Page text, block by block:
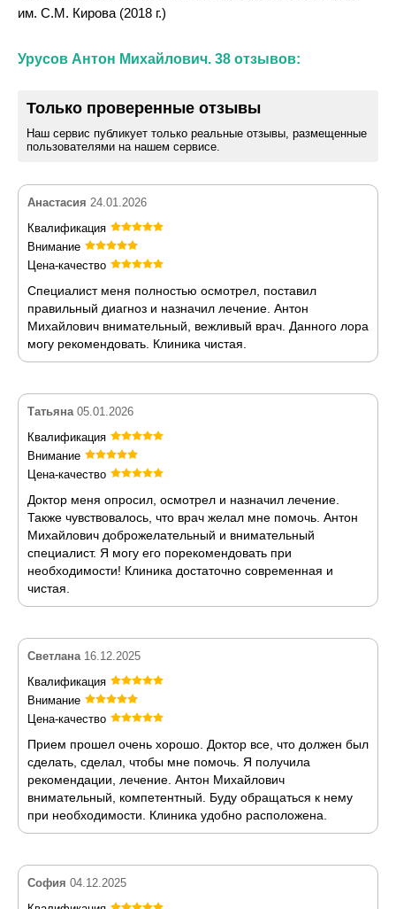
им. С.М. Кирова (2018 г.)
Урусов Антон Михайлович. 38 отзывов:
Только проверенные отзывы
Наш сервис публикует только реальные отзывы, размещенные
пользователями на нашем сервисе.
Анастасия 24.01.2026
Квалификация
Внимание
Цена-качество
Специалист меня полностью осмотрел, поставил
правильный диагноз и назначил лечение. Антон
Михайлович внимательный, вежливый врач. Данного лора
могу рекомендовать. Клиника чистая.
Татьяна 05.01.2026
Квалификация
Внимание
Цена-качество
Доктор меня опросил, осмотрел и назначил лечение.
Также чувствовалось, что врач желал мне помочь. Антон
Михайлович доброжелательный и внимательный
специалист. Я могу его порекомендовать при
необходимости! Клиника достаточно современная и
чистая.
Светлана 16.12.2025
Квалификация
Внимание
Цена-качество
Прием прошел очень хорошо. Доктор все, что должен был
сделать, сделал, чтобы мне помочь. Я получила
рекомендации, лечение. Антон Михайлович
внимательный, компетентный. Буду обращаться к нему
при необходимости. Клиника удобно расположена.
София 04.12.2025